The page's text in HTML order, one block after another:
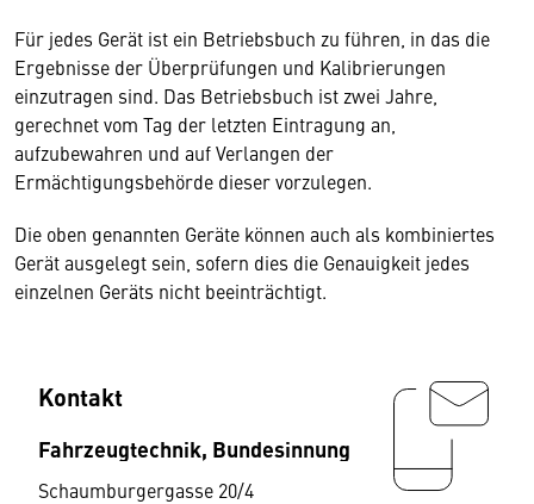
Für jedes Gerät ist ein Betriebsbuch zu führen, in das die
Ergebnisse der Überprüfungen und Kalibrierungen
einzutragen sind. Das Betriebsbuch ist zwei Jahre,
gerechnet vom Tag der letzten Eintragung an,
aufzubewahren und auf Verlangen der
Ermächtigungsbehörde dieser vorzulegen.
Die oben genannten Geräte können auch als kombiniertes
Gerät ausgelegt sein, sofern dies die Genauigkeit jedes
einzelnen Geräts nicht beeinträchtigt.
Kontakt
Fahrzeugtechnik, Bundesinnung
Schaumburgergasse 20/4